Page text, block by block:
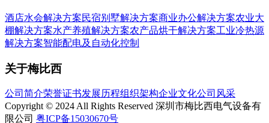
酒店水会解决方案民宿别墅解决方案商业办公解决方案农业大
棚解决方案水产养殖解决方案农产品烘干解决方案工业冷热源
解决方案智能配电及自动化控制
关于梅比西
公司简介荣誉证书发展历程组织架构企业文化公司风采
Copyright © 2024 All Rights Reserved 深圳市梅比西电气设备有
限公司 粤ICP备15030670号